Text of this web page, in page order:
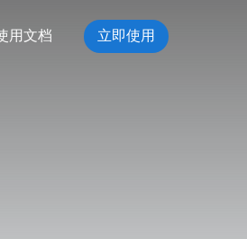
用文档 立即使用